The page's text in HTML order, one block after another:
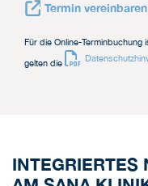
Termin vereinbaren
Für die Online-
gelten die
INTEGRIERTES